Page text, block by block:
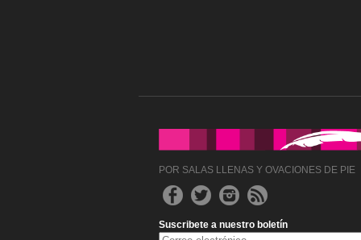
POR SALAS LLENAS Y OVACIONES DE PIE
Suscribete a nuestro boletín